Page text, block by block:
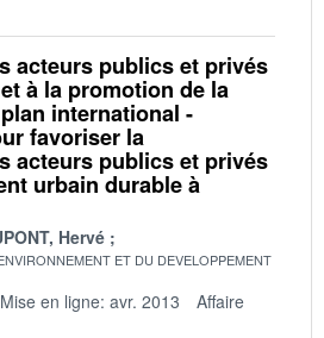
acteurs publics et privés
à la promotion de la
international -
favoriser la
acteurs publics et privés
urbain durable à
Hervé
ET DU DEVELOPPEMENT
Mise en ligne: avr. 2013
Affaire